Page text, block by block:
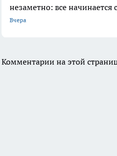
незаметно: все начинается
Вчера
Комментарии на этой